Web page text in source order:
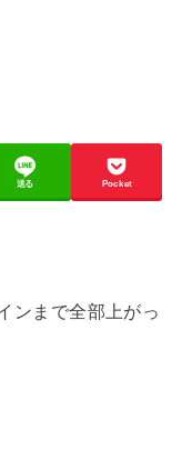
送る Pocket
ンまで全部上がっ